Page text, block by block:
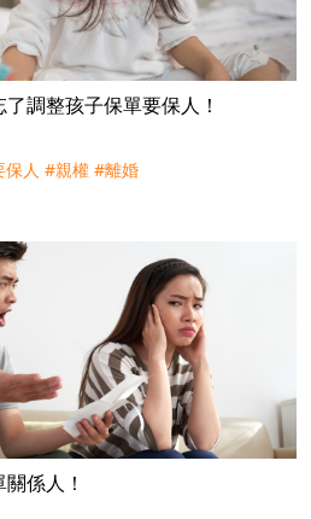
調整孩子保單要保人！
人 #親權 #離婚
係人！